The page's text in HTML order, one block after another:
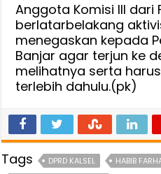
Anggota Komisi III dari
berlatarbelakang
menegaskan kepada
Banjar agar terjun ke
melihatnya serta
terlebih dahulu.(pk)
Tags DPRD KALSEL HABIB